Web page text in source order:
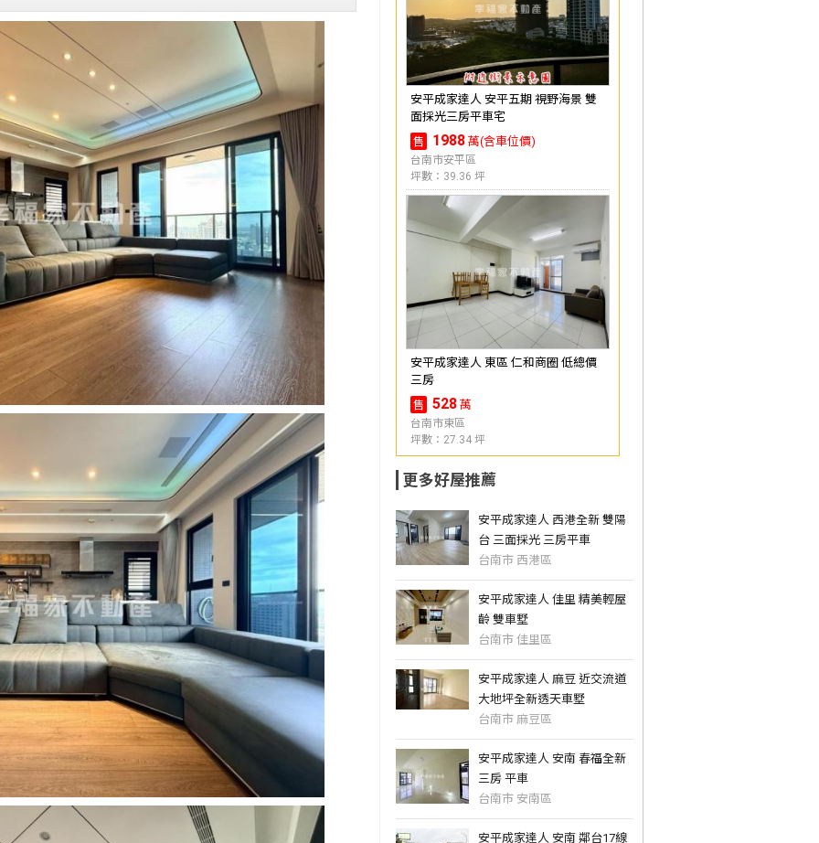
安平成家達人 安平五期 視野海景 雙
面採光三房平車宅
售 1988 萬(含車位價)
台南市安平區
坪數：39.36 坪
安平成家達人 東區 仁和商圈 低總價
三房
售 528 萬
台南市東區
坪數：27.34 坪
更多好屋推薦
安平成家達人 西港全新 雙陽
台 三面採光 三房平車
台南市 西港區
安平成家達人 佳里 精美輕屋
齡 雙車墅
台南市 佳里區
安平成家達人 麻豆 近交流道
大地坪全新透天車墅
台南市 麻豆區
安平成家達人 安南 春福全新
三房 平車
台南市 安南區
安平成家達人 安南 鄰台17線